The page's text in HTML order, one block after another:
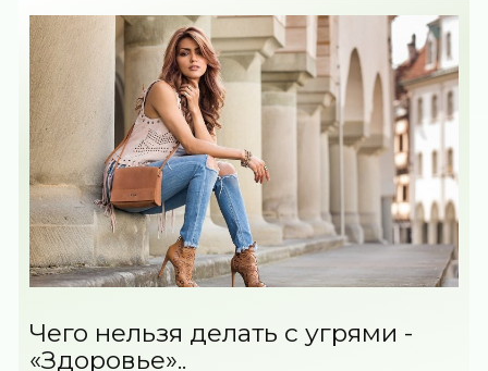
Чего нельзя делать с угрями -
«Здоровье»..